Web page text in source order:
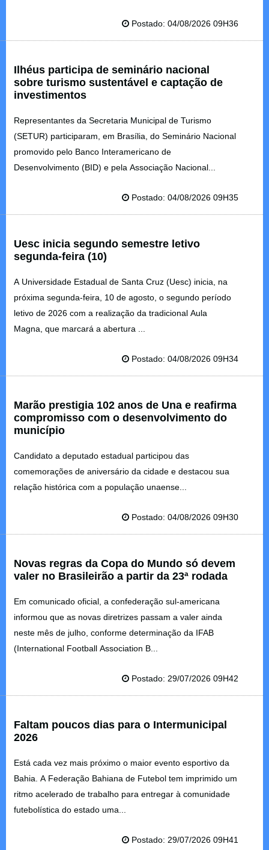
Postado: 04/08/2026 09H36
Ilhéus participa de seminário nacional
sobre turismo sustentável e captação de
investimentos
Representantes da Secretaria Municipal de Turismo
(SETUR) participaram, em Brasília, do Seminário Nacional
promovido pelo Banco Interamericano de
Desenvolvimento (BID) e pela Associação Nacional...
Postado: 04/08/2026 09H35
Uesc inicia segundo semestre letivo
segunda-feira (10)
A Universidade Estadual de Santa Cruz (Uesc) inicia, na
próxima segunda-feira, 10 de agosto, o segundo período
letivo de 2026 com a realização da tradicional Aula
Magna, que marcará a abertura ...
Postado: 04/08/2026 09H34
Marão prestigia 102 anos de Una e reafirma
compromisso com o desenvolvimento do
município
Candidato a deputado estadual participou das
comemorações de aniversário da cidade e destacou sua
relação histórica com a população unaense...
Postado: 04/08/2026 09H30
Novas regras da Copa do Mundo só devem
valer no Brasileirão a partir da 23ª rodada
Em comunicado oficial, a confederação sul-americana
informou que as novas diretrizes passam a valer ainda
neste mês de julho, conforme determinação da IFAB
(International Football Association B...
Postado: 29/07/2026 09H42
Faltam poucos dias para o Intermunicipal
2026
Está cada vez mais próximo o maior evento esportivo da
Bahia. A Federação Bahiana de Futebol tem imprimido um
ritmo acelerado de trabalho para entregar à comunidade
futebolística do estado uma...
Postado: 29/07/2026 09H41